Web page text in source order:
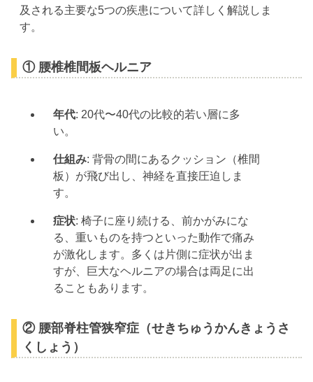
及される主要な5つの疾患について詳しく解説しま
す。
① 腰椎椎間板ヘルニア
年代: 20代〜40代の比較的若い層に多
い。
仕組み: 背骨の間にあるクッション（椎間
板）が飛び出し、神経を直接圧迫しま
す。
症状: 椅子に座り続ける、前かがみにな
る、重いものを持つといった動作で痛み
が激化します。多くは片側に症状が出ま
すが、巨大なヘルニアの場合は両足に出
ることもあります。
② 腰部脊柱管狭窄症（せきちゅうかんきょうさ
くしょう）